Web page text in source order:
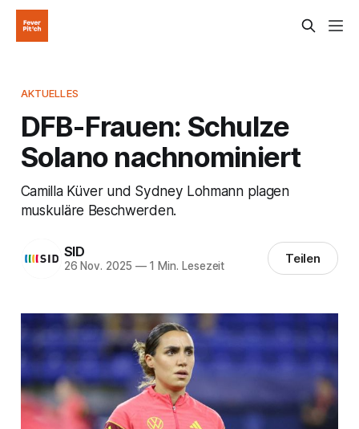
AKTUELLES
DFB-Frauen: Schulze
Solano nachnominiert
Camilla Küver und Sydney Lohmann plagen
muskuläre Beschwerden.
SID
26 Nov. 2025 —1 Min. Lesezeit Teilen